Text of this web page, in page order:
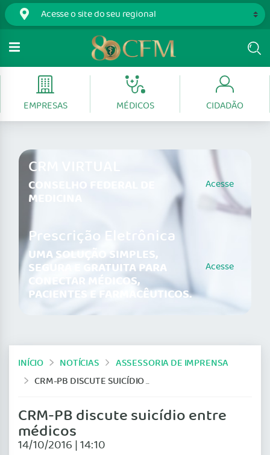
EMPRESAS MÉDICOS CIDADÃO
CRM VIRTUAL
CONSELHO FEDERAL DE
MEDICINA
Acesse
Prescrição Eletrônica
UMA SOLUÇÃO SIMPLES,
SEGURA E GRATUITA PARA
CONECTAR MÉDICOS,
PACIENTES E FARMACÊUTICOS.
Acesse
INÍCIO NOTÍCIAS
ASSESSORIA DE IMPRENSA
CRM-PB DISCUTE SUICÍDIO ENTRE MÉDICOS
CRM-PB discute suicídio entre
médicos
14/10/2016 | 14:10